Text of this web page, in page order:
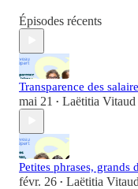
Épisodes récents
Transparence des
mai 21 • Laëtitia Vitaud
Petites phrases, grands
févr. 26 • Laëtitia Vitaud